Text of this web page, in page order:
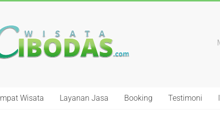
Wisata Layanan Jasa Booking Testimoni